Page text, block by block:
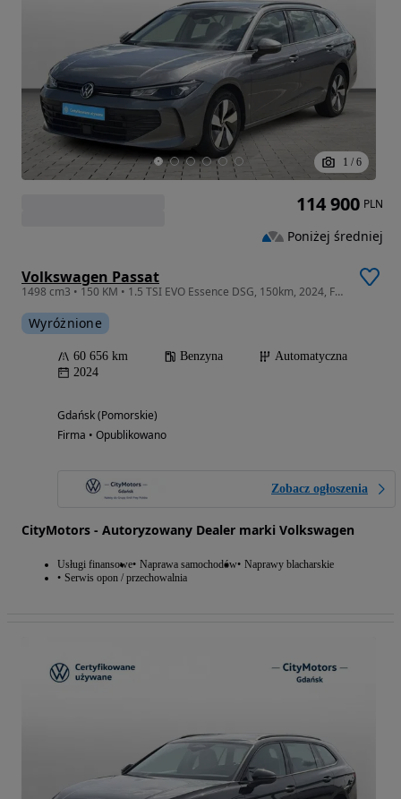
1 / 6
Volkswagen Passat
1498 cm3 • 150 KM • 1.5 TSI EVO Essence DSG, 150km, 2024, Faktura, ASO, SalonPL, CityMotor
Wyróżnione
60 656 km Benzyna
Automatyczna
2024
Gdańsk (Pomorskie)
Firma • Opublikowano
Zobacz ogłoszenia
CityMotors - Autoryzowany Dealer marki Volkswagen
Usługi finansowe Naprawa samochodów Naprawy blacharskie
Serwis opon / przechowalnia
114 900 PLN
Poniżej średniej